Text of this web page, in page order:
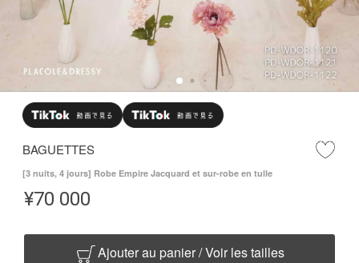
BAGUETTES
[3 nuits, 4 jours] Robe Empire Jacquard et sur-robe en tulle
¥70 000
Ajouter au panier / Voir les tailles